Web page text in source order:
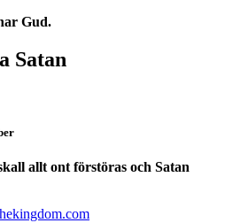
Gud.
Satan
allt ont förstöras och Satan